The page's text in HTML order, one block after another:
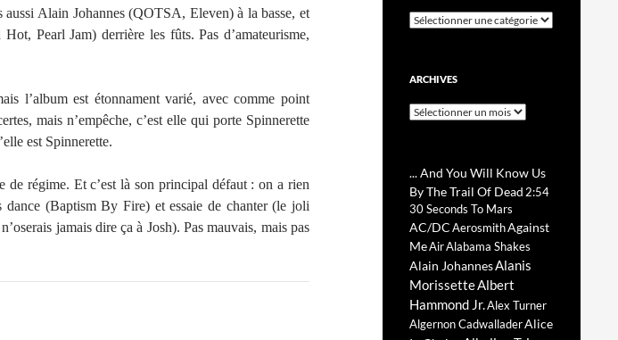
Alain Johannes (QOTSA, Eleven) à la basse, et
Pearl Jam) derrière les fûts. Pas d’amateurisme,
l’album est étonnament varié, avec comme point
mais n’empêche, c’est elle qui porte Spinnerette
est Spinnerette.
de régime. Et c’est là son principal défaut : on a rien
dance (Baptism By Fire) et essaie de chanter (le joli
jamais dire ça à Josh). Pas mauvais, mais pas
Catégories
ARCHIVES
Archives
... And You Will Know Us
By The Trail Of Dead 2:54
30 Seconds To Mars
AC/DCAerosmithAgainst
MeAirAlabama Shakes
Alain JohannesAlanis
MorissetteAlbert
Hammond Jr.Alex Turner
Algernon CadwalladerAlice